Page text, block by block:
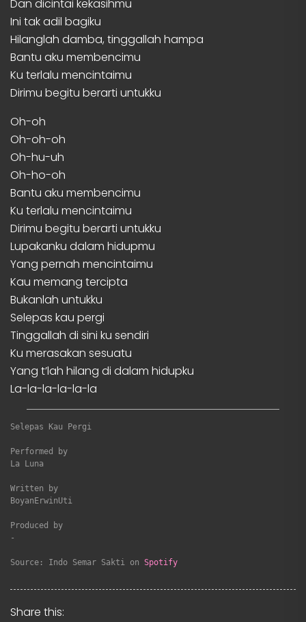
Dan dicintai kekasihmu
Ini tak adil bagiku
Hilanglah damba, tinggallah hampa
Bantu aku membencimu
Ku terlalu mencintaimu
Dirimu begitu berarti untukku
Oh-oh
Oh-oh-oh
Oh-hu-uh
Oh-ho-oh
Bantu aku membencimu
Ku terlalu mencintaimu
Dirimu begitu berarti untukku
Lupakanku dalam hidupmu
Yang pernah mencintaimu
Kau memang tercipta
Bukanlah untukku
Selepas kau pergi
Tinggallah di sini ku sendiri
Ku merasakan sesuatu
Yang t’lah hilang di dalam hidupku
La-la-la-la-la-la
Selepas Kau Pergi
Performed by
La Luna
Written by
BoyanErwinUti
Produced by
-
Source: Indo Semar Sakti on Spotify
Share this: